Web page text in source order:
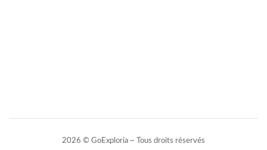
2026 © GoExploria ~ Tous droits réservés